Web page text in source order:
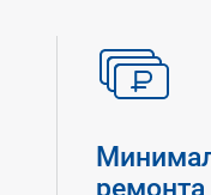
ремонта